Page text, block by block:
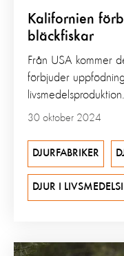
Kalifornien
bläckfiskar
30 oktober 2024
Från USA kommer
förbjuder
DJURFABRIKER
DJUR I